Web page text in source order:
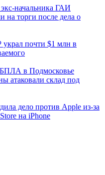
начальника ГАИ
на торги после дела о
почти $1 млн в
в Подмосковье
атаковали склад под
дело против Apple из-за
на iPhone